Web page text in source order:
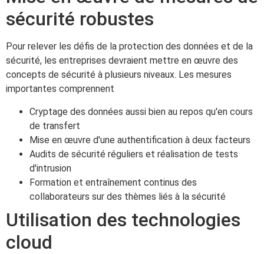
sécurité robustes
Pour relever les défis de la protection des données et de la
sécurité, les entreprises devraient mettre en œuvre des
concepts de sécurité à plusieurs niveaux. Les mesures
importantes comprennent
Cryptage des données aussi bien au repos qu'en cours
de transfert
Mise en œuvre d'une authentification à deux facteurs
Audits de sécurité réguliers et réalisation de tests
d'intrusion
Formation et entraînement continus des
collaborateurs sur des thèmes liés à la sécurité
Utilisation des technologies
cloud